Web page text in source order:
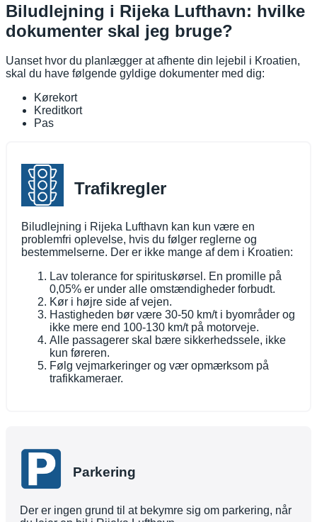
Biludlejning i Rijeka Lufthavn: hvilke
dokumenter skal jeg bruge?
Uanset hvor du planlægger at afhente din lejebil i Kroatien,
skal du have følgende gyldige dokumenter med dig:
Kørekort
Kreditkort
Pas
Trafikregler
Biludlejning i Rijeka Lufthavn kan kun være en
problemfri oplevelse, hvis du følger reglerne og
bestemmelserne. Der er ikke mange af dem i Kroatien:
Lav tolerance for spirituskørsel. En promille på
0,05% er under alle omstændigheder forbudt.
Kør i højre side af vejen.
Hastigheden bør være 30-50 km/t i byområder og
ikke mere end 100-130 km/t på motorveje.
Alle passagerer skal bære sikkerhedssele, ikke
kun føreren.
Følg vejmarkeringer og vær opmærksom på
trafikkameraer.
Parkering
Der er ingen grund til at bekymre sig om parkering, når